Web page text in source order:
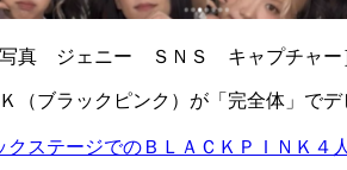
写真 ジェニー ＳＮＳ キャプチャー
（ブラックピンク）が「完全体」でデ
ステージでのＢＬＡＣＫＰＩＮＫ４